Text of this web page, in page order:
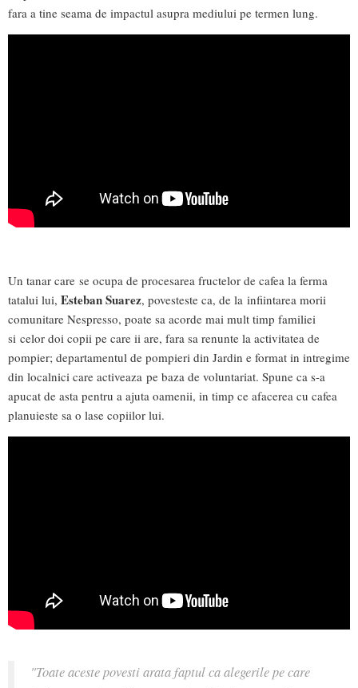
fara a tine seama de impactul asupra mediului pe termen lung.
Un tanar care se ocupa de procesarea fructelor de cafea la ferma
tatalui lui, Esteban Suarez, povesteste ca, de la infiintarea morii
comunitare Nespresso, poate sa acorde mai mult timp familiei
si celor doi copii pe care ii are, fara sa renunte la activitatea de
pompier; departamentul de pompieri din Jardin e format in intregime
din localnici care activeaza pe baza de voluntariat. Spune ca s-a
apucat de asta pentru a ajuta oamenii, in timp ce afacerea cu cafea
planuieste sa o lase copiilor lui.
"Toate aceste povesti arata faptul ca alegerile pe care